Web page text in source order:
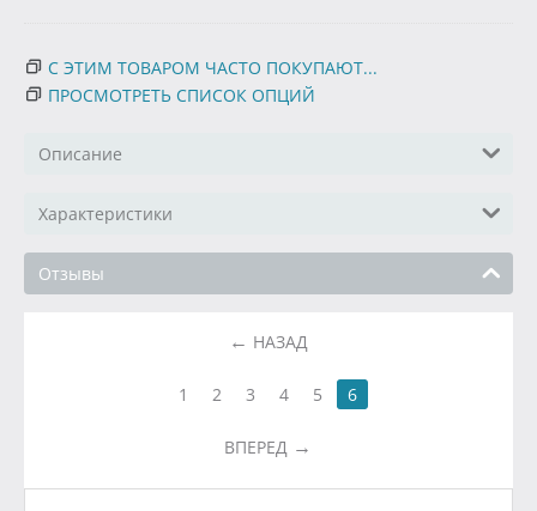
С ЭТИМ ТОВАРОМ ЧАСТО ПОКУПАЮТ...
ПРОСМОТРЕТЬ СПИСОК ОПЦИЙ
Описание
Характеристики
Отзывы
НАЗАД
1 2 3 4 5 6
ВПЕРЕД